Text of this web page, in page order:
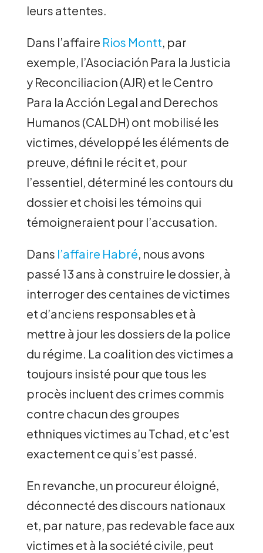
leurs attentes.
Dans l’affaire Rios Montt, par
exemple, l’Asociación Para la Justicia
y Reconciliacion (AJR) et le Centro
Para la Acción Legal and Derechos
Humanos (CALDH) ont mobilisé les
victimes, développé les éléments de
preuve, défini le récit et, pour
l’essentiel, déterminé les contours du
dossier et choisi les témoins qui
témoigneraient pour l’accusation.
Dans l’affaire Habré, nous avons
passé 13 ans à construire le dossier, à
interroger des centaines de victimes
et d’anciens responsables et à
mettre à jour les dossiers de la police
du régime. La coalition des victimes a
toujours insisté pour que tous les
procès incluent des crimes commis
contre chacun des groupes
ethniques victimes au Tchad, et c’est
exactement ce qui s’est passé.
En revanche, un procureur éloigné,
déconnecté des discours nationaux
et, par nature, pas redevable face aux
victimes et à la société civile, peut